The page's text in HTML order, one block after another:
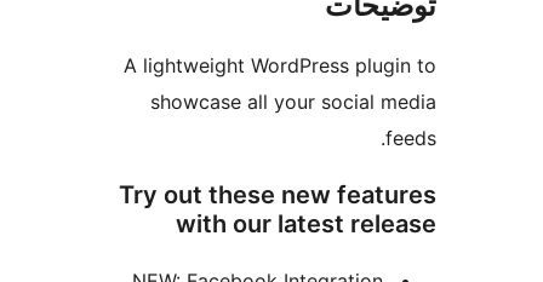
A lightweight
showcase all your
Try out these new
with our latest